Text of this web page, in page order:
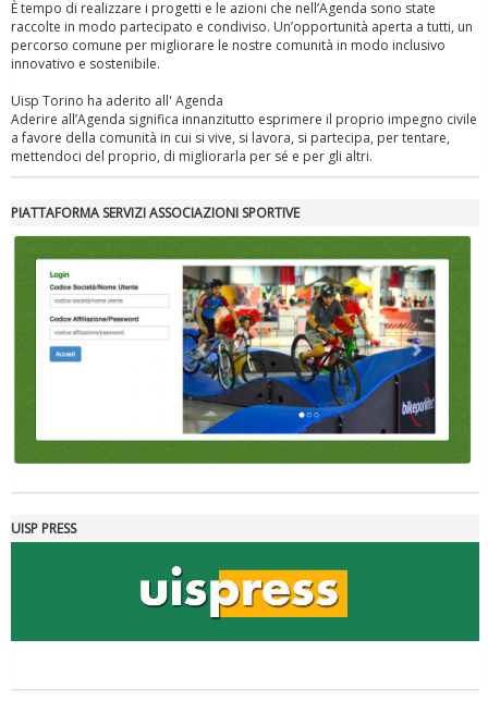
È tempo di realizzare i progetti e le azioni che nell’Agenda sono state
raccolte in modo partecipato e condiviso. Un’opportunità aperta a tutti, un
percorso comune per migliorare le nostre comunità in modo inclusivo
innovativo e sostenibile.
Uisp Torino ha aderito all' Agenda
Aderire all’Agenda significa innanzitutto esprimere il proprio impegno civile
a favore della comunità in cui si vive, si lavora, si partecipa, per tentare,
mettendoci del proprio, di migliorarla per sé e per gli altri.
PIATTAFORMA SERVIZI ASSOCIAZIONI SPORTIVE
UISP PRESS